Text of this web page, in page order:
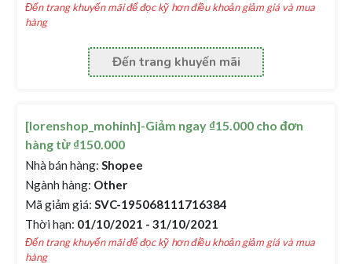
Đến trang khuyến mãi để đọc kỹ hơn điều khoản giảm giá và mua
hàng
Đến trang khuyến mãi
[lorenshop_mohinh]-Giảm ngay ₫15.000 cho đơn
hàng từ ₫150.000
Nhà bán hàng: Shopee
Ngành hàng: Other
Mã giảm giá: SVC-195068111716384
Thời hạn: 01/10/2021 - 31/10/2021
Đến trang khuyến mãi để đọc kỹ hơn điều khoản giảm giá và mua
hàng